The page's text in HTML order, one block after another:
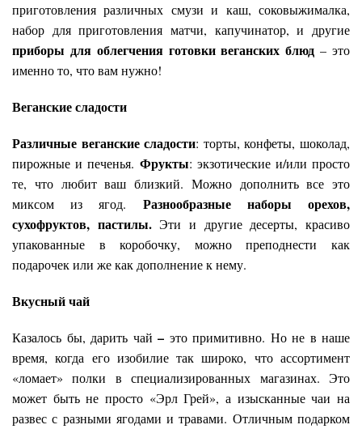
приготовления различных смузи и каш, соковыжималка,
набор для приготовления матчи, капучинатор, и другие
приборы для облегчения готовки веганских блюд – это
именно то, что вам нужно!
Веганские сладости
Различные веганские сладости: торты, конфеты, шоколад,
пирожные и печенья. Фрукты: экзотические и/или просто
те, что любит ваш близкий. Можно дополнить все это
миксом из ягод. Разнообразные наборы орехов,
сухофруктов, пастилы.Эти и другие десерты, красиво
упакованные в коробочку,
можно преподнести как
подарочек или же как дополнение к нему.
Вкусный чай
Казалось бы, дарить чай – это примитивно. Но не в наше
время, когда его изобилие так широко, что ассортимент
«ломает» полки в специализированных магазинах. Это
может быть не просто «Эрл Грей», а изысканные чаи на
развес с разными ягодами и травами. Отличным подарком